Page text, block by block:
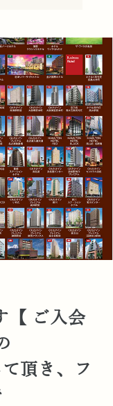
【 ご入会
頂き、フ